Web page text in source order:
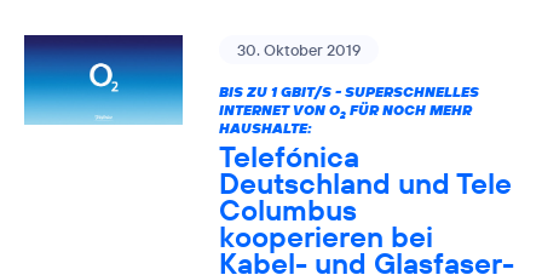
30. Oktober 2019
BIS ZU 1 GBIT/S - SUPERSCHNELLES
INTERNET VON O2FÜR NOCH MEHR
HAUSHALTE:
Telefónica
Deutschland und Tele
Columbus
kooperieren bei
Kabel- und Glasfaser-